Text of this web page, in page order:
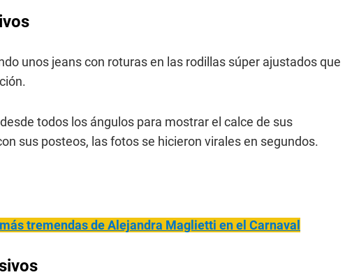
unos jeans con roturas en las rodillas súper ajustados que
todos los ángulos para mostrar el calce de sus
sus posteos, las fotos se hicieron virales en segundos.
tremendas de Alejandra Maglietti en el Carnaval